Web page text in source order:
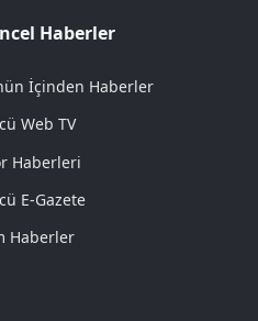
Haberler
İçinden Haberler
Web TV
Haberleri
E-Gazete
Haberler